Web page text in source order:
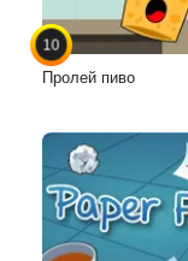
10
Пролей пиво